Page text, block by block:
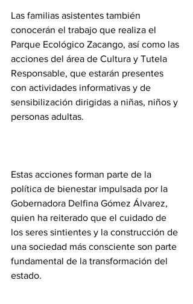
Las familias asistentes también
conocerán el trabajo que realiza el
Parque Ecológico Zacango, así como las
acciones del área de Cultura y Tutela
Responsable, que estarán presentes
con actividades informativas y de
sensibilización dirigidas a niñas, niños y
personas adultas.
Estas acciones forman parte de la
política de bienestar impulsada por la
Gobernadora Delfina Gómez Álvarez,
quien ha reiterado que el cuidado de
los seres sintientes y la construcción de
una sociedad más consciente son parte
fundamental de la transformación del
estado.